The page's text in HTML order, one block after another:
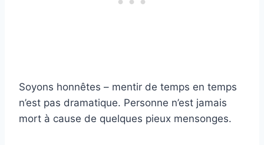
Soyons honnêtes – mentir de temps en temps
n’est pas dramatique. Personne n’est jamais
mort à cause de quelques pieux mensonges.